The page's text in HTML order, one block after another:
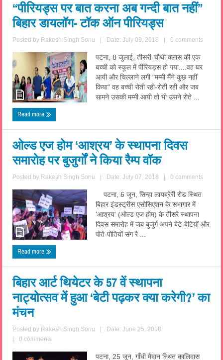
“पीरियड्स पर बात करना अब गन्दी बात नहीं”
बिहार डायलॉग- टॉक ऑन पीरियड्स
Posted by Rakesh Singh Sonu Date: July 09, 2018 0 comments
पटना, 8 जुलाई, तीसरी-चौथी क्लास की एक
बच्ची को स्कूल में पीरियड्स हो गया....वह घर
आयी और चिल्लाने लगी "मम्मी मैंने कुछ नहीं
किया" वह बच्ची रोती रही-रोती रही और जब
सामने उसकी मम्मी आयी तो भी उसने रोते ...
Read more
ओल्ड एज होम ‘आश्रय’ के स्थापना दिवस
समारोह पर बुजुर्गों ने किया रैम्प वॉक
Posted by Rakesh Singh Sonu Date: July 07, 2018 0 comments
पटना, 6 जून, सिन्हा लायब्रेरी रोड स्थित
बिहार इंडस्ट्रीस एसोसिएशन के सभागार में
'आश्रय' (ओल्ड एज होम) के तीसरे स्थापना
दिवस समारोह में जब बुजुर्ग अपने बेटे-बेटियों और
पोते-पोतियों संग रै ...
Read more
बिहार आर्ट थियेटर के 57 वें स्थापना
नाट्योत्सव में हुआ ‘बेटी पढ़कर क्या करेगी?’ का
मंचन
Posted by Rakesh Singh Sonu
Date: June 25, 2018
0 comments
पटना, 25 जून, गाँधी मैदान स्थित कालिदास